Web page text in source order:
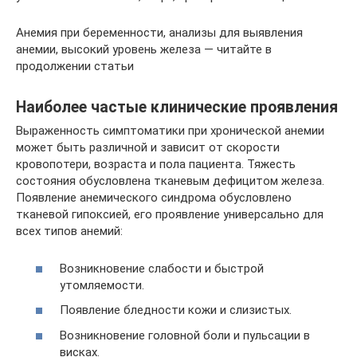
Анемия при беременности, анализы для выявления
анемии, высокий уровень железа — читайте в
продолжении статьи
Наиболее частые клинические проявления
Выраженность симптоматики при хронической анемии
может быть различной и зависит от скорости
кровопотери, возраста и пола пациента. Тяжесть
состояния обусловлена тканевым дефицитом железа.
Появление анемического синдрома обусловлено
тканевой гипоксией, его проявление универсально для
всех типов анемий:
Возникновение слабости и быстрой
утомляемости.
Появление бледности кожи и слизистых.
Возникновение головной боли и пульсации в
висках.